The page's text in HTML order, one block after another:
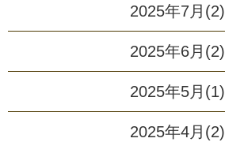
2025年7月(2)
2025年6月(2)
2025年5月(1)
2025年4月(2)